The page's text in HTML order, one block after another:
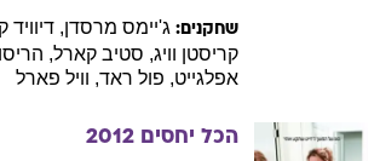
שחקנים: ג'יימס מרסדן, דיוויד
קריסטן וויג, סטיב קארל,
אפלגייט, פול ראד, וויל פארל
הכל יחסים 2012